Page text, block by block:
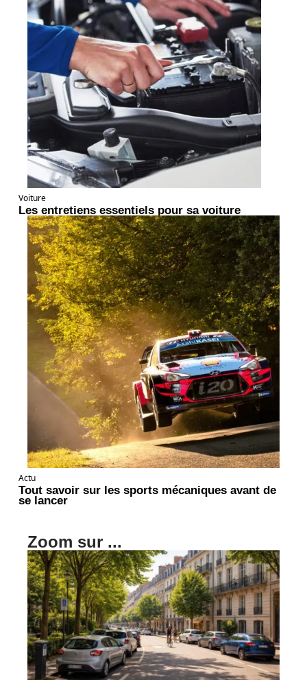
Voiture
Les entretiens essentiels pour sa voiture
Actu
Tout savoir sur les sports mécaniques avant de
se lancer
Zoom sur ...